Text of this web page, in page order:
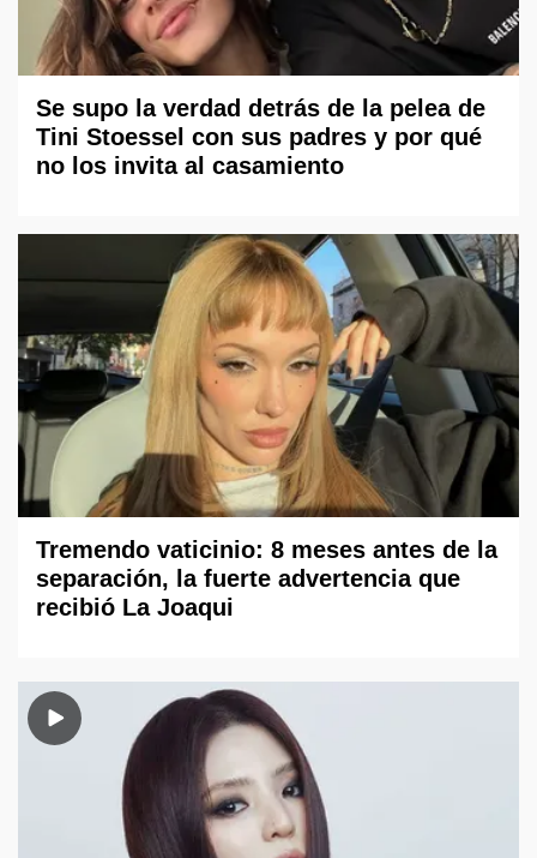
Se supo la verdad detrás de la pelea de
Tini Stoessel con sus padres y por qué
no los invita al casamiento
Tremendo vaticinio: 8 meses antes de la
separación, la fuerte advertencia que
recibió La Joaqui